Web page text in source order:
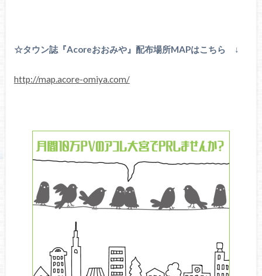
☆タウン誌『Acoreおおみや』配布場所MAPはこちら ↓
http://map.acore-omiya.com/